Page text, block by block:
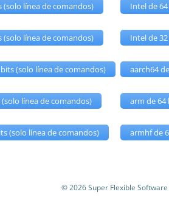
(solo línea de comandos) Intel de
(solo línea de comandos) Intel de
(solo línea de comandos) aarch64
línea de comandos) arm de 64
(solo línea de comandos) armhf de
© 2026 Super Flexible